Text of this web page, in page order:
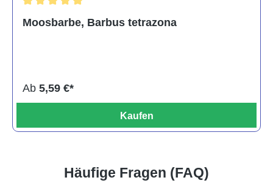
Moosbarbe, Barbus tetrazona
Ab 5,59 €*
Kaufen
Häufige Fragen (FAQ)